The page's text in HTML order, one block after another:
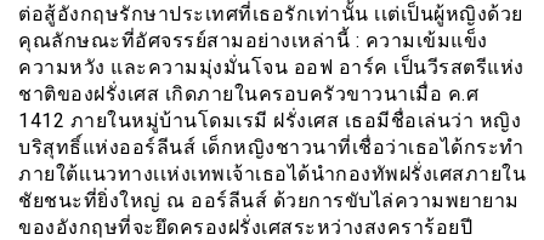
ต่อสู้อังกฤษรักษาประเทศที่เธอรักเท่านั้น เเต่เป็นผู้หญิงด้วย
คุณลักษณะที่อัศจรรย์สามอย่างเหล่านี้ : ความเข้มแข็ง
ความหวัง และความมุ่งมั่นโจน ออฟ อาร์ค เป็นวีรสตรีแห่ง
ชาติของฝรั่งเศส เกิดภายในครอบครัวขาวนาเมื่อ ค.ศ
1412 ภายในหมู่บ้านโดมเรมี ฝรั่งเศส เธอมีชื่อเล่นว่า หญิง
บริสุทธิ์แห่งออร์ลีนส์ เด็กหญิงชาวนาที่เชื่อว่าเธอได้กระทำ
ภายใต้เเนวทางเเห่งเทพเจ้าเธอได้นำกองทัพฝรั่งเศสภายใน
ชัยชนะที่ยิ่งใหญ่ ณ ออร์ลีนส์ ด้วยการขับไล่ความพยายาม
ของอังกฤษที่จะยึดครองฝรั่งเศสระหว่างสงคราร้อยปี